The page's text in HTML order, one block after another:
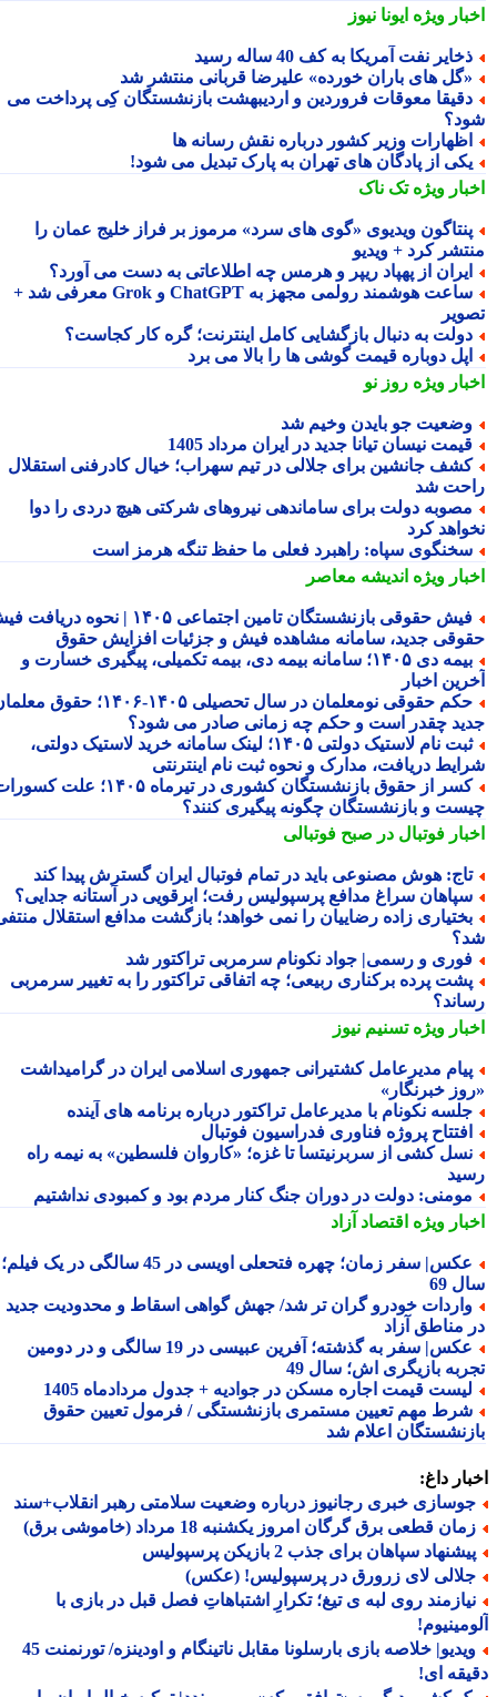
ویژهایونا نیوز
نفت آمریکا به کف 40 ساله رسید
های باران خورده» علیرضا قربانی منتشر شد
معوقات فروردین و اردیبهشت بازنشستگان کِی پرداخت می
وزیر کشور درباره نقش رسانه ها
از پادگان های تهران به پارک تبدیل می شود!
ویژهتک ناک
ویدیوی «گوی های سرد» مرموز بر فراز خلیج عمان را
کرد + ویدیو
از پهپاد ریپر و هرمس چه اطلاعاتی به دست می آورد؟
ساعت هوشمند رولمی مجهز به ChatGPT و Grok معرفی شد +
به دنبال بازگشایی کامل اینترنت؛ گره کار کجاست؟
دوباره قیمت گوشی ها را بالا می برد
ویژهروز نو
جو بایدن وخیم شد
نیسان تیانا جدید در ایران مرداد 1405
جانشین برای جلالی در تیم سهراب؛ خیال کادرفنی استقلال
شد
دولت برای ساماندهی نیروهای شرکتی هیچ دردی را دوا
کرد
سپاه: راهبرد فعلی ما حفظ تنگه هرمز است
ویژهاندیشه معاصر
فیش حقوقی بازنشستگان تامین اجتماعی ۱۴۰۵ | نحوه دریافت فیش
جدید، سامانه مشاهده فیش و جزئیات افزایش حقوق
بیمه دی ۱۴۰۵؛ سامانه بیمه دی، بیمه تکمیلی، پیگیری خسارت و
اخبار
حکم حقوقی نومعلمان در سال تحصیلی ۱۴۰۵-۱۴۰۶؛ حقوق معلمان
چقدر است و حکم چه زمانی صادر می شود؟
ثبت نام لاستیک دولتی ۱۴۰۵؛ لینک سامانه خرید لاستیک دولتی،
دریافت، مدارک و نحوه ثبت نام اینترنتی
کسر از حقوق بازنشستگان کشوری در تیرماه ۱۴۰۵؛ علت کسورات
و بازنشستگان چگونه پیگیری کنند؟
فوتبال در صبح فوتبالی
هوش مصنوعی باید در تمام فوتبال ایران گسترش پیدا کند
سراغ مدافع پرسپولیس رفت؛ ابرقویی در آستانه جدایی؟
زاده رضاییان را نمی خواهد؛ بازگشت مدافع استقلال منتفی
و رسمی| جواد نکونام سرمربی تراکتور شد
پرده برکناری ربیعی؛ چه اتفاقی تراکتور را به تغییر سرمربی
ویژهتسنیم نیوز
مدیرعامل کشتیرانی جمهوری اسلامی ایران در گرامیداشت
خبرنگار»
نکونام با مدیرعامل تراکتور درباره برنامه های آینده
پروژه فناوری فدراسیون فوتبال
کشی از سربرنیتسا تا غزه؛ «کاروان فلسطین» به نیمه راه
دولت در دوران جنگ کنار مردم بود و کمبودی نداشتیم
ویژهاقتصاد آزاد
عکس| سفر زمان؛ چهره فتحعلی اویسی در 45 سالگی در یک فیلم؛
69
خودرو گران تر شد/ جهش گواهی اسقاط و محدودیت جدید
مناطق آزاد
عکس| سفر به گذشته؛ آفرین عبیسی در 19 سالگی و در دومین
بازیگری اش؛ سال 49
قیمت اجاره مسکن در جوادیه + جدول مردادماه 1405
مهم تعیین مستمری بازنشستگی / فرمول تعیین حقوق
اعلام شد
داغ:
خبری رجانیوز درباره وضعیت سلامتی رهبر انقلاب+سند
قطعی برق گرگان امروز یکشنبه 18 مرداد (خاموشی برق)
سپاهان برای جذب 2 بازیکن پرسپولیس
لای زرورق در پرسپولیس! (عکس)
روی لبه ی تیغ؛ تکرارِ اشتباهاتِ فصل قبل در بازی با
ویدیو| خلاصه بازی بارسلونا مقابل ناتینگام و اودینزه/ تورنمنت 45
ای!